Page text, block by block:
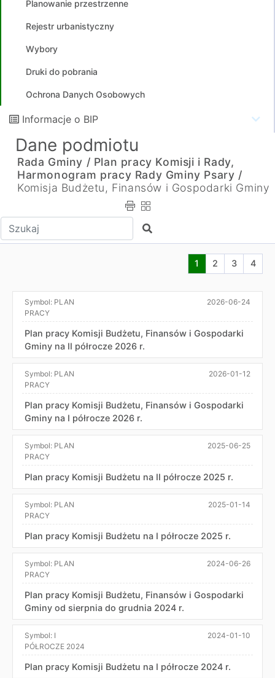
Planowanie przestrzenne
Rejestr urbanistyczny
Wybory
Druki do pobrania
Ochrona Danych Osobowych
Informacje o BIP
Dane podmiotu
Rada Gminy / Plan pracy Komisji i Rady,
Harmonogram pracy Rady Gminy Psary /
Komisja Budżetu, Finansów i Gospodarki Gminy
Wpisz tekst do wyszukania Szukaj
Aktualna strona nr
1 Przejdź do
2 Przejdź
3 4
Symbol: PLAN
PRACY
2026-06-24
Plan pracy Komisji Budżetu, Finansów i Gospodarki
Gminy na II półrocze 2026 r.
Symbol: PLAN
PRACY
2026-01-12
Plan pracy Komisji Budżetu, Finansów i Gospodarki
Gminy na I półrocze 2026 r.
Symbol: PLAN
PRACY
2025-06-25
Plan pracy Komisji Budżetu na II półrocze 2025 r.
Symbol: PLAN
PRACY
2025-01-14
Plan pracy Komisji Budżetu na I półrocze 2025 r.
Symbol: PLAN
PRACY
2024-06-26
Plan pracy Komisji Budżetu, Finansów i Gospodarki
Gminy od sierpnia do grudnia 2024 r.
Symbol: I
PÓŁROCZE 2024
2024-01-10
Plan pracy Komisji Budżetu na I półrocze 2024 r.